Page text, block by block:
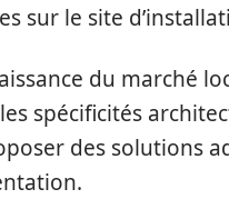
sur le site
du marché
spécificités
des solutions